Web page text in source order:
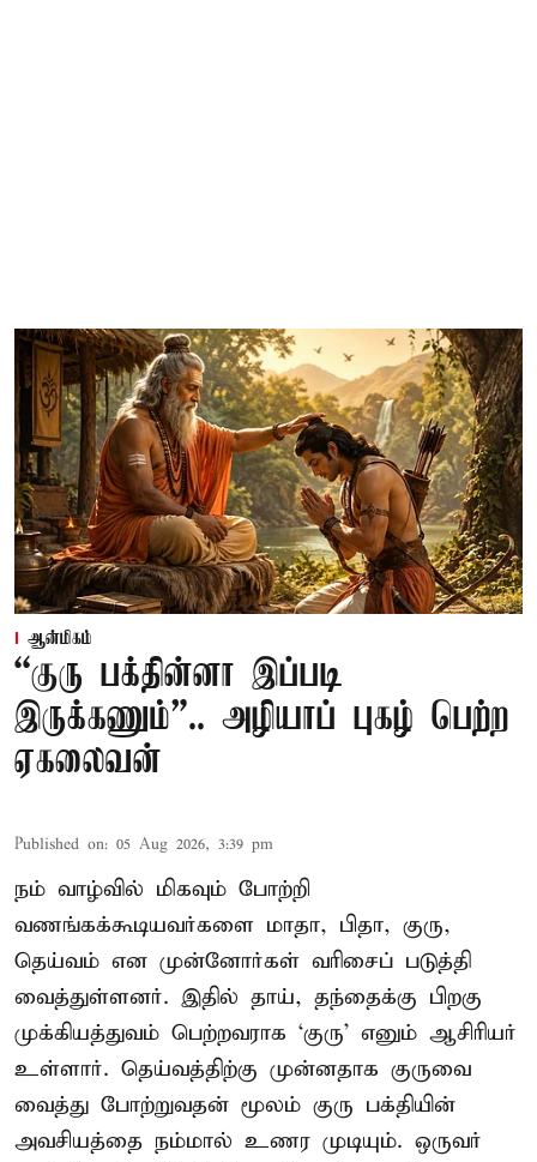
ஆன்மிகம்
“குரு பக்தின்னா இப்படி
இருக்கணும்”.. அழியாப் புகழ் பெற்ற
ஏகலைவன்
Published on: 05 Aug 2026, 3:39 pm
நம் வாழ்வில் மிகவும் போற்றி
வணங்கக்கூடியவர்களை மாதா, பிதா, குரு,
தெய்வம் என முன்னோர்கள் வரிசைப் படுத்தி
வைத்துள்ளனர். இதில் தாய், தந்தைக்கு பிறகு
முக்கியத்துவம் பெற்றவராக ‘குரு’ எனும் ஆசிரியர்
உள்ளார். தெய்வத்திற்கு முன்னதாக குருவை
வைத்து போற்றுவதன் மூலம் குரு பக்தியின்
அவசியத்தை நம்மால் உணர முடியும். ஒருவர்